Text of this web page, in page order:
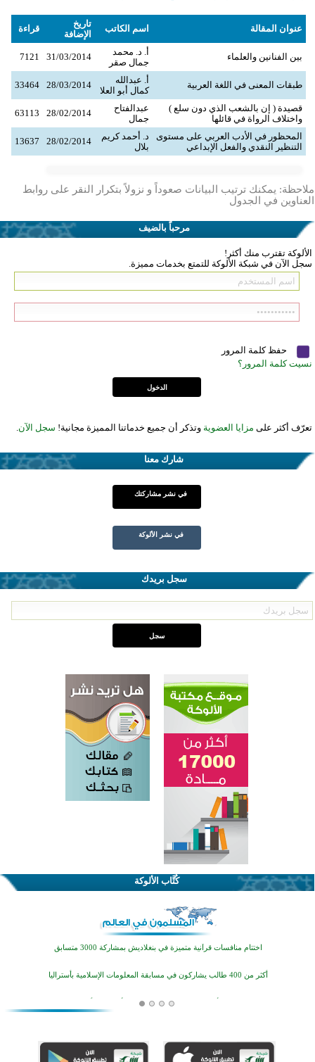
عنوان المقالة اسم الكاتب
تاريخ
الإضافة
قراءة
بين الفنانين والعلماء
أ. د. محمد
جمال صقر
31/03/2014
7121
طبقات المعنى في اللغة العربية
أ. عبدالله
كمال أبو العلا
28/03/2014
33464
قصيدة ( إن بالشعب الذي دون سلع )
واختلاف الرواة في قائلها
عبدالفتاح
جمال
28/02/2014
63113
المحظور في الأدب العربي على مستوى
التنظير النقدي والفعل الإبداعي
د. أحمد كريم
بلال
28/02/2014
13637
ملاحظة: يمكنك ترتيب البيانات صعوداً و نزولاً بتكرار النقر على روابط
العناوين في الجدول
مرحباً بالضيف
الألوكة تقترب منك أكثر!
سجل الآن في شبكة الألوكة للتمتع بخدمات مميزة.
حفظ كلمة المرور
نسيت كلمة المرور؟
تعرّف أكثر على مزايا العضوية وتذكر أن جميع خدماتنا المميزة مجانية! سجل الآن.
شارك معنا
في نشر مشاركتك
في نشر الألوكة
سجل بريدك
كُتَّاب الألوكة
اختتام الدورة التاسعة لمسابقة حفظ وتلاوة القرآن الكريم في أزناكاييف
تيسليتش تختتم برنامجا تعليميا لتعزيز القيم وبناء الشخصية للشباب المسلمين
اختتام منافسات قرآنية متميزة في بنغلاديش بمشاركة 3000 متسابق
أكثر من 400 طالب يشاركون في مسابقة المعلومات الإسلامية بأستراليا
افتتاح تاريخي لأول مسجد في بلييفليا بالجبل الأسود منذ أكثر من قرن
أكبر مشروع إسلامي في ريف أستراليا يفتتح أبوابه بعد سنوات من العمل والعطاء